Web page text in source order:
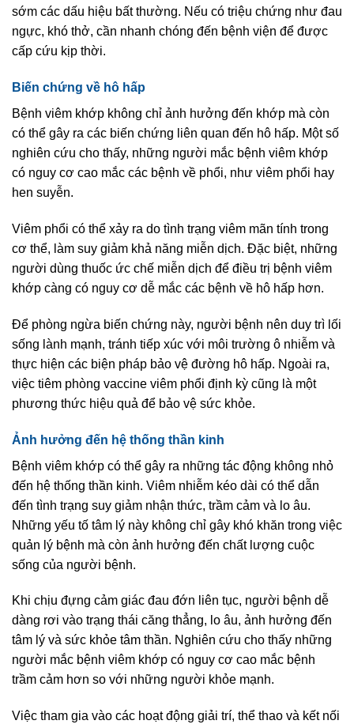
sớm các dấu hiệu bất thường. Nếu có triệu chứng như đau
ngực, khó thở, cần nhanh chóng đến bệnh viện để được
cấp cứu kịp thời.
Biến chứng về hô hấp
Bệnh viêm khớp không chỉ ảnh hưởng đến khớp mà còn
có thể gây ra các biến chứng liên quan đến hô hấp. Một số
nghiên cứu cho thấy, những người mắc bệnh viêm khớp
có nguy cơ cao mắc các bệnh về phổi, như viêm phổi hay
hen suyễn.
Viêm phổi có thể xảy ra do tình trạng viêm mãn tính trong
cơ thể, làm suy giảm khả năng miễn dịch. Đặc biệt, những
người dùng thuốc ức chế miễn dịch để điều trị bệnh viêm
khớp càng có nguy cơ dễ mắc các bệnh về hô hấp hơn.
Để phòng ngừa biến chứng này, người bệnh nên duy trì lối
sống lành mạnh, tránh tiếp xúc với môi trường ô nhiễm và
thực hiện các biện pháp bảo vệ đường hô hấp. Ngoài ra,
việc tiêm phòng vaccine viêm phổi định kỳ cũng là một
phương thức hiệu quả để bảo vệ sức khỏe.
Ảnh hưởng đến hệ thống thần kinh
Bệnh viêm khớp có thể gây ra những tác động không nhỏ
đến hệ thống thần kinh. Viêm nhiễm kéo dài có thể dẫn
đến tình trạng suy giảm nhận thức, trầm cảm và lo âu.
Những yếu tố tâm lý này không chỉ gây khó khăn trong việc
quản lý bệnh mà còn ảnh hưởng đến chất lượng cuộc
sống của người bệnh.
Khi chịu đựng cảm giác đau đớn liên tục, người bệnh dễ
dàng rơi vào trạng thái căng thẳng, lo âu, ảnh hưởng đến
tâm lý và sức khỏe tâm thần. Nghiên cứu cho thấy những
người mắc bệnh viêm khớp có nguy cơ cao mắc bệnh
trầm cảm hơn so với những người khỏe mạnh.
Việc tham gia vào các hoạt động giải trí, thể thao và kết nối